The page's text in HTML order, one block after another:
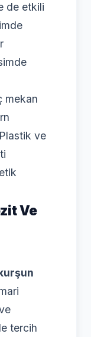
de etkili
mekan
ve
Ve
tercih